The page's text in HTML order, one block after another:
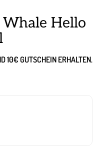
Whale Hello
10€ GUTSCHEIN ERHALTEN.